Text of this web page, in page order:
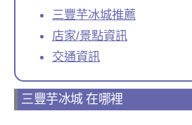
三豐芋冰城推薦
店家/景點資訊
交通資訊
三豐芋冰城 在哪裡